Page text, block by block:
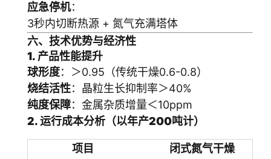
应急停机：
3秒内切断热源 + 氮气充满塔体
六、技术优势与经济性
1. 产品性能提升
球形度：＞0.95（传统干燥0.6-0.8）
烧结活性：晶粒生长抑制率＞40%
纯度保障：金属杂质增量＜10ppm
2. 运行成本分析（以年产200吨计）
项目
闭式氮气干燥